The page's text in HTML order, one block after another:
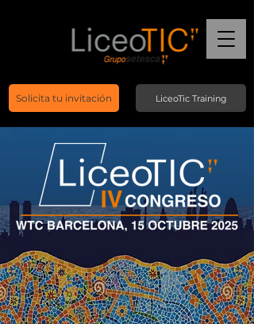
Solicita tu invitación LiceoTic Training